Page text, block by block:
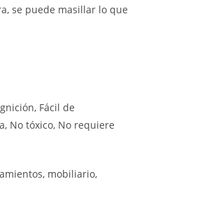
se puede masillar lo que
Fácil de
No tóxico, No requiere
mobiliario,